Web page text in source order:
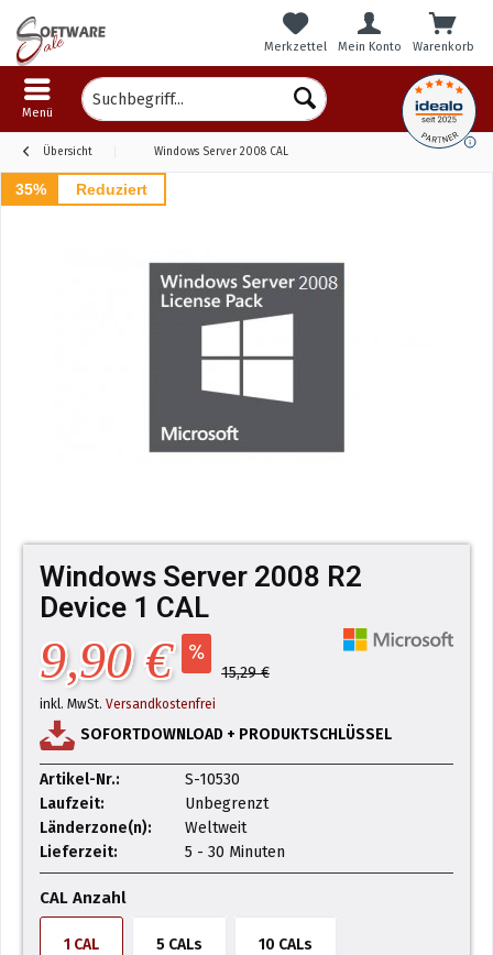
Warenkorb
Merkzettel Mein Konto
Menü
Übersicht Windows Server 2008 CAL
35% Reduziert
Windows Server 2008 R2
Device 1 CAL
9,90 € 15,29 €
inkl. MwSt. Versandkostenfrei
SOFORTDOWNLOAD + PRODUKTSCHLÜSSEL
Artikel-Nr.:
S-10530
Laufzeit:
Unbegrenzt
Länderzone(n):
Weltweit
Lieferzeit:
5 - 30 Minuten
CAL Anzahl
1 CAL 5 CALs 10 CALs